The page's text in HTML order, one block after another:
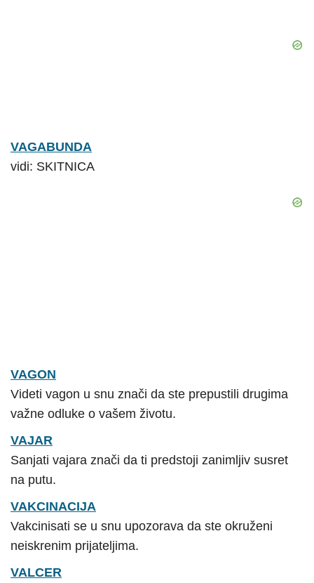
VAGABUNDA
vidi: SKITNICA
VAGON
Videti vagon u snu znači da ste prepustili drugima
važne odluke o vašem životu.
VAJAR
Sanjati vajara znači da ti predstoji zanimljiv susret
na putu.
VAKCINACIJA
Vakcinisati se u snu upozorava da ste okruženi
neiskrenim prijateljima.
VALCER